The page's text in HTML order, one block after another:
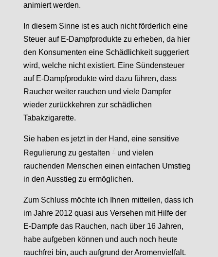
animiert werden.
In diesem Sinne ist es auch nicht förderlich eine
Steuer auf E-Dampfprodukte zu erheben, da hier
den Konsumenten eine Schädlichkeit suggeriert
wird, welche nicht existiert. Eine Sündensteuer
auf E-Dampfprodukte wird dazu führen, dass
Raucher weiter rauchen und viele Dampfer
wieder zurückkehren zur schädlichen
Tabakzigarette.
Sie haben es jetzt in der Hand, eine sensitive
Regulierung zu gestalten
und vielen
rauchenden Menschen einen einfachen Umstieg
in den Ausstieg zu ermöglichen.
Zum Schluss möchte ich Ihnen mitteilen, dass ich
im Jahre 2012 quasi aus Versehen mit Hilfe der
E-Dampfe das Rauchen, nach über 16 Jahren,
habe aufgeben können und auch noch heute
rauchfrei bin, auch aufgrund der Aromenvielfalt.